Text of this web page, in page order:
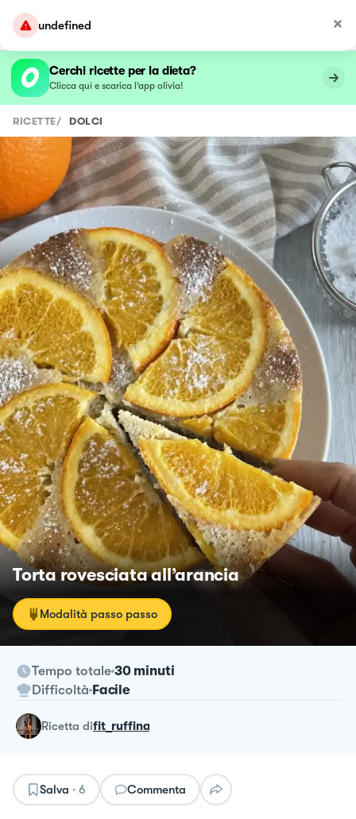
undefined
Cerchi ricette per la dieta?
Clicca qui e scarica l’app olivia!
RICETTE/ DOLCI
Torta rovesciata all’arancia
Modalità passo passo
Tempo totale 30 minuti
Difficoltà Facile
ricetta difit_ruffina
Salva · 6 Commenta